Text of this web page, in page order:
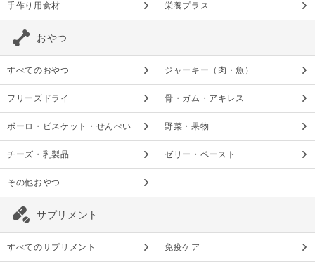
手作り用食材 栄養プラス
おやつ
すべてのおやつ ジャーキー（肉・魚）
フリーズドライ 骨・ガム・アキレス
ボーロ・ビスケット・せんべい 野菜・果物
チーズ・乳製品 ゼリー・ペースト
その他おやつ
サプリメント
すべてのサプリメント 免疫ケア